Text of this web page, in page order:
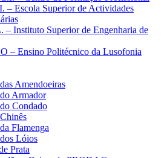
– Escola Superior de Actividades
– Instituto Superior de Engenharia de
– Ensino Politécnico da Lusofonia
Amendoeiras
Armador
Condado
Flamenga
Lóios
Prata